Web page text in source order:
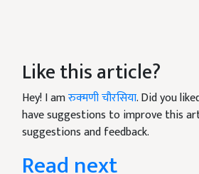
Like this article?
Hey! I amरुक्मणी चौरसिया. Did you
have suggestions to improve this
suggestions and feedback.
Read next